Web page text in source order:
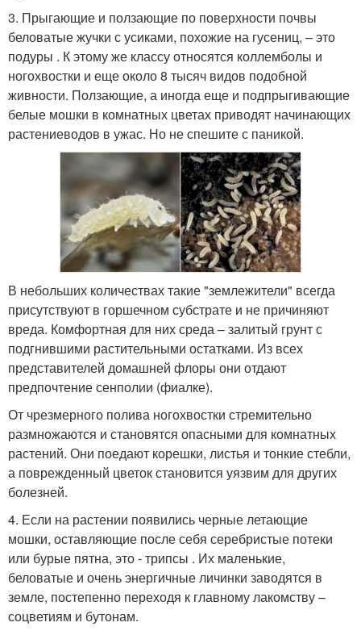
3. Прыгающие и ползающие по поверхности почвы
беловатые жучки с усиками, похожие на гусениц, – это
подуры . К этому же классу относятся коллемболы и
ногохвостки и еще около 8 тысяч видов подобной
живности. Ползающие, а иногда еще и подпрыгивающие
белые мошки в комнатных цветах приводят начинающих
растениеводов в ужас. Но не спешите с паникой.
В небольших количествах такие "землежители" всегда
присутствуют в горшечном субстрате и не причиняют
вреда. Комфортная для них среда – залитый грунт с
подгнившими растительными остатками. Из всех
представителей домашней флоры они отдают
предпочтение сенполии (фиалке).
От чрезмерного полива ногохвостки стремительно
размножаются и становятся опасными для комнатных
растений. Они поедают корешки, листья и тонкие стебли,
а поврежденный цветок становится уязвим для других
болезней.
4. Если на растении появились черные летающие
мошки, оставляющие после себя серебристые потеки
или бурые пятна, это - трипсы . Их маленькие,
беловатые и очень энергичные личинки заводятся в
земле, постепенно переходя к главному лакомству –
соцветиям и бутонам.